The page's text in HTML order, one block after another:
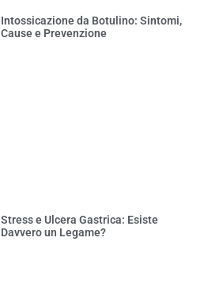
Intossicazione da Botulino: Sintomi,
Cause e Prevenzione
Stress e Ulcera Gastrica: Esiste
Davvero un Legame?